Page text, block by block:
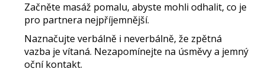
Začněte masáž pomalu, abyste mohli odhalit, co je
pro partnera nejpříjemnější.
Naznačujte verbálně i neverbálně, že zpětná
vazba je vítaná. Nezapomínejte na úsměvy a jemný
oční kontakt.